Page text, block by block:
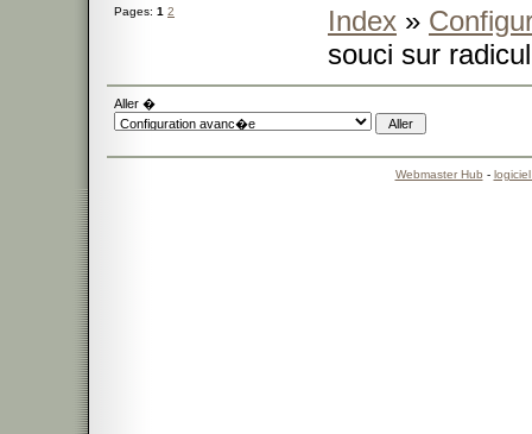
Pages: 1 2 Index »
souci sur
Aller �
Webmaster Hub -